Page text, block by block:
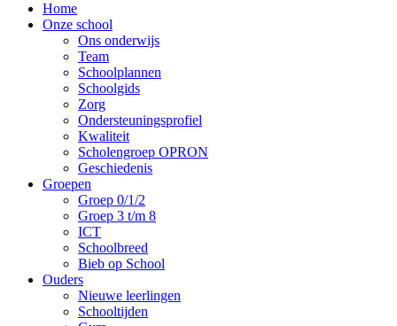
Home
Onze school
Ons onderwijs
Team
Schoolplannen
Schoolgids
Zorg
Ondersteuningsprofiel
Kwaliteit
Scholengroep OPRON
Geschiedenis
Groepen
Groep 0/1/2
Groep 3 t/m 8
ICT
Schoolbreed
Bieb op School
Ouders
Nieuwe leerlingen
Schooltijden